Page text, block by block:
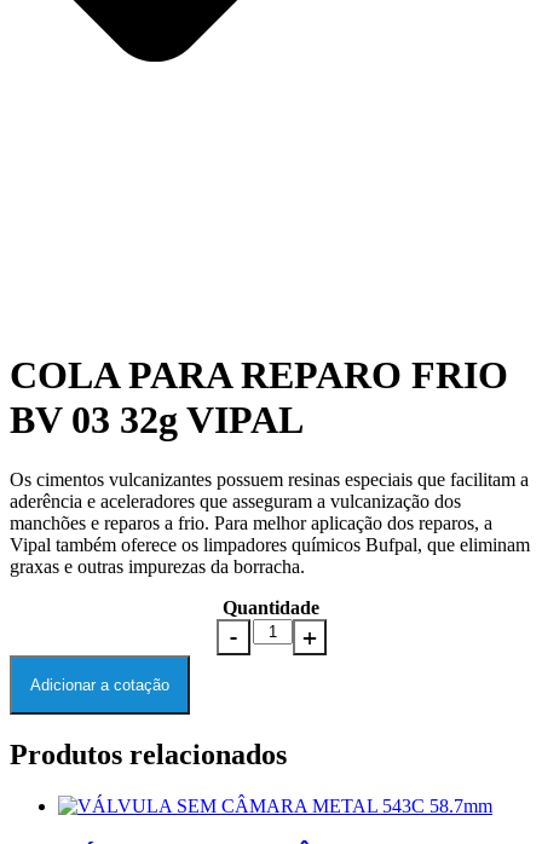
COLA PARA REPARO FRIO
BV 03 32g VIPAL
Os cimentos vulcanizantes possuem resinas especiais que facilitam a
aderência e aceleradores que asseguram a vulcanização dos
manchões e reparos a frio. Para melhor aplicação dos reparos, a
Vipal também oferece os limpadores químicos Bufpal, que eliminam
graxas e outras impurezas da borracha.
Quantidade
Adicionar a cotação
Produtos relacionados